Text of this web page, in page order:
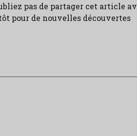
pas de partager cet article
pour de nouvelles découvertes